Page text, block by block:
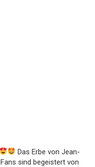
Das Erbe von Jean-
Fans sind begeistert von